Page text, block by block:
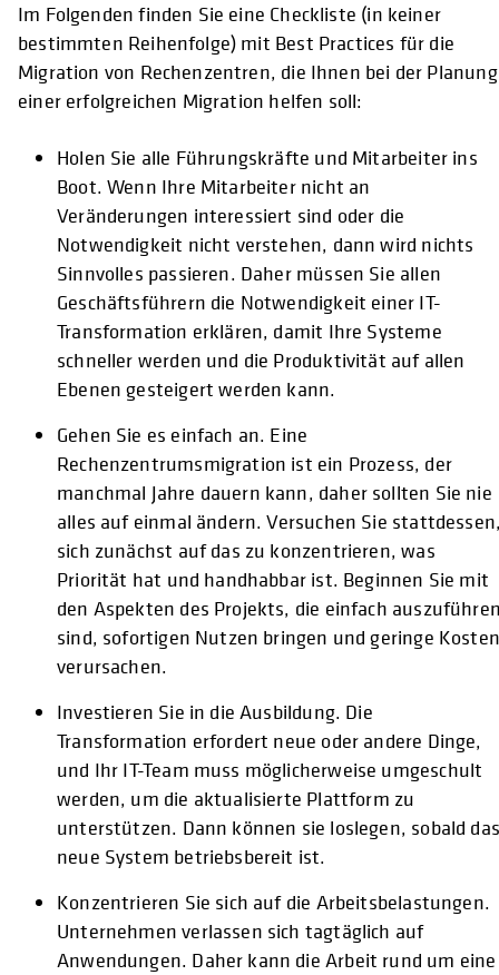
Im Folgenden finden Sie eine Checkliste (in keiner
bestimmten Reihenfolge) mit Best Practices für die
Migration von Rechenzentren, die Ihnen bei der Planung
einer erfolgreichen Migration helfen soll:
Holen Sie alle Führungskräfte und Mitarbeiter ins
Boot. Wenn Ihre Mitarbeiter nicht an
Veränderungen interessiert sind oder die
Notwendigkeit nicht verstehen, dann wird nichts
Sinnvolles passieren. Daher müssen Sie allen
Geschäftsführern die Notwendigkeit einer IT-
Transformation erklären, damit Ihre Systeme
schneller werden und die Produktivität auf allen
Ebenen gesteigert werden kann.
Gehen Sie es einfach an. Eine
Rechenzentrumsmigration ist ein Prozess, der
manchmal Jahre dauern kann, daher sollten Sie nie
alles auf einmal ändern. Versuchen Sie
sich zunächst auf das zu konzentrieren, was
Priorität hat und handhabbar ist. Beginnen Sie mit
den Aspekten des Projekts, die einfach
sind, sofortigen Nutzen bringen und geringe Kosten
verursachen.
Investieren Sie in die Ausbildung. Die
Transformation erfordert neue oder andere Dinge,
und Ihr IT-Team muss möglicherweise umgeschult
werden, um die aktualisierte Plattform zu
unterstützen. Dann können sie loslegen, sobald das
neue System betriebsbereit ist.
Konzentrieren Sie sich auf die Arbeitsbelastungen.
Unternehmen verlassen sich tagtäglich auf
Anwendungen. Daher kann die Arbeit rund um eine